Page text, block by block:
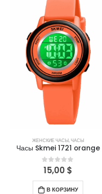
ЖЕНСКИЕ ЧАСЫ,ЧАСЫ
Часы Skmei 1721 orange
0 out of 5
15,00 $
В КОРЗИНУ